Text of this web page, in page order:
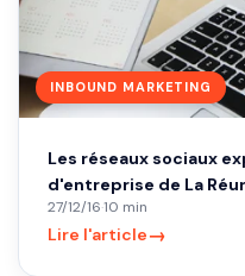
INBOUND MARKETING
Les réseaux sociaux
d'entreprise de La
27/12/16·10 min
Lire l'article→